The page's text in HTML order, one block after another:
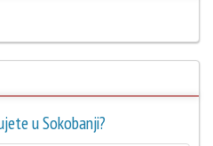
u Sokobanji?